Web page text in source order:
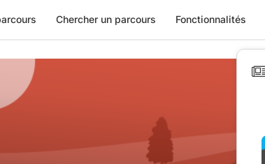
Chercher un parcours Fonctionnalités